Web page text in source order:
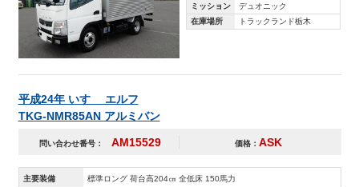
ミッション
デュオニック
在庫場所
トラックランド栃木
平成24年 いすゞ エルフ
TKG-NMR85AN アルミバン
問い合わせ番号： AM15529 価格： ASK
主要装備 標準ロング 荷台高204㎝ 全低床 150馬力